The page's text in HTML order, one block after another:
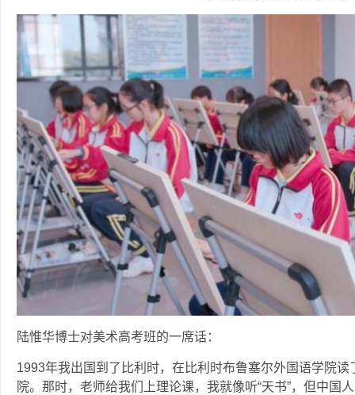
陆惟华博士对美术高考班的一席话：
1993年我出国到了比利时，在比利时布鲁塞尔外国语学院
院。那时，老师给我们上理论课，我就像听“天书”，但中国